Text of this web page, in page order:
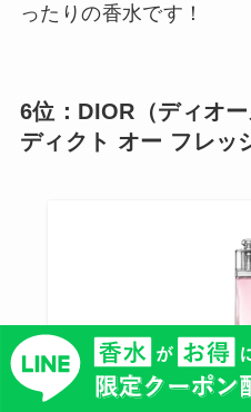
ったりの香水です！
6位：DIOR（ディオ
ディクト オー フレッ
DIOR（ディオール）